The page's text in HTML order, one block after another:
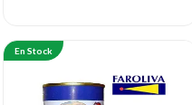
En Stock